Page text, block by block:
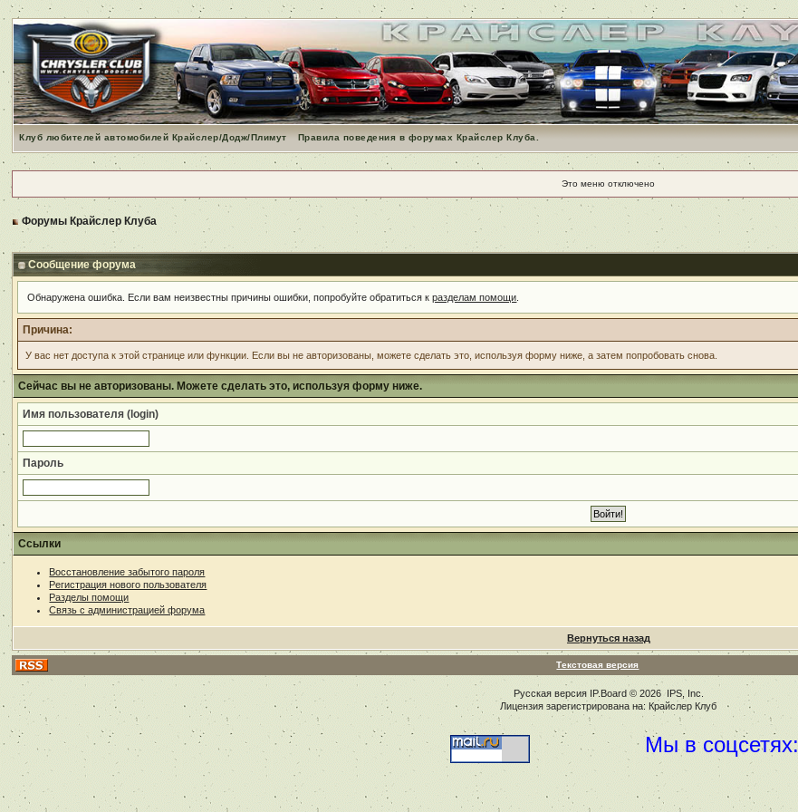
Клуб любителей автомобилей Крайслер/Додж/Плимут Правила поведения в форумах Крайслер Клуба.
Это меню отключено
Форумы Крайслер Клуба
Сообщение форума
Обнаружена ошибка. Если вам неизвестны причины ошибки, попробуйте обратиться кразделам помощи
Причина:
У вас нет доступа к этой странице или функции. Если вы не авторизованы, можете сделать это, используя форму ниже, а затем попробовать снова.
Сейчас вы не авторизованы. Можете сделать это, используя форму ниже.
Имя пользователя (login)
Пароль
Ссылки
Восстановление забытого пароля
Регистрация нового пользователя
Разделы помощи
Связь с администрацией форума
Вернуться назад
Текстовая версия
Русская версия IP.Board© 2026IPS, Inc
Лицензия зарегистрирована на: Крайслер Клуб
Мы в соцсетях: